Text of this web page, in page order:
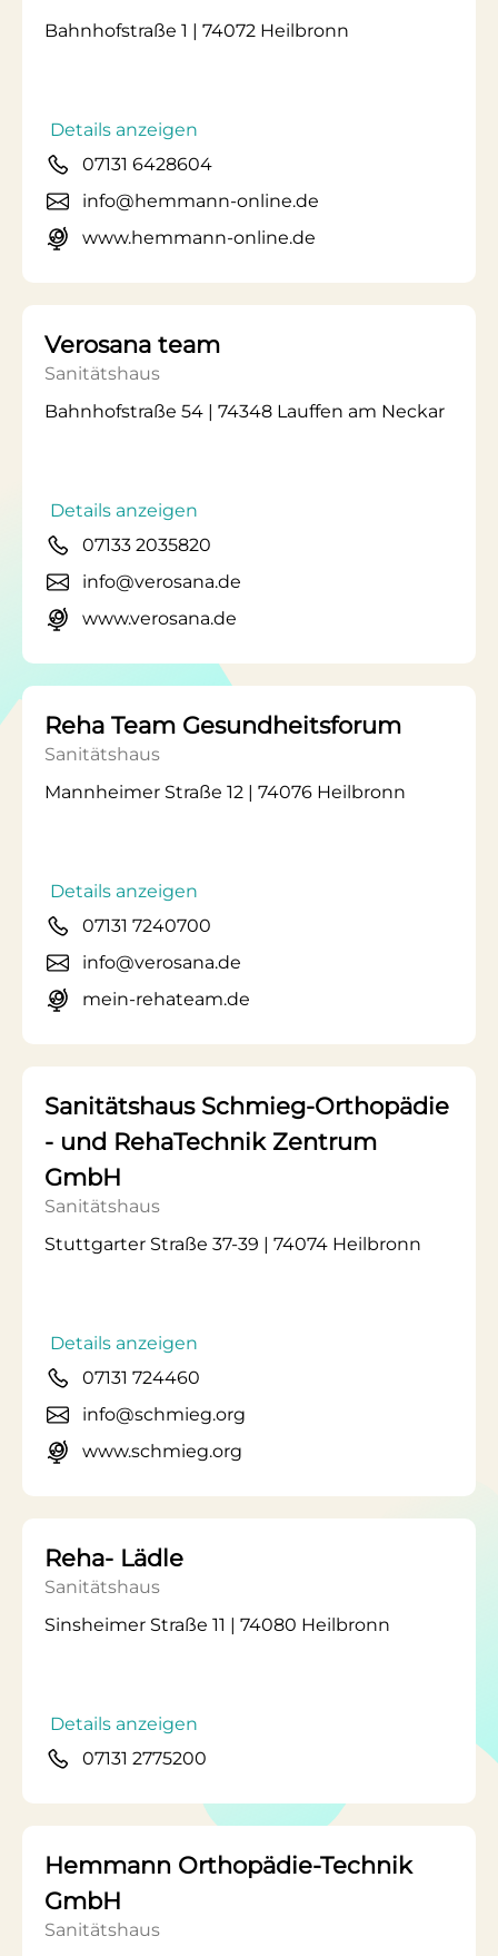
Bahnhofstraße 1 | 74072 Heilbronn
Details anzeigen
07131 6428604
info@hemmann-online.de
www.hemmann-online.de
Verosana team
Sanitätshaus
Bahnhofstraße 54 | 74348 Lauffen am Neckar
Details anzeigen
07133 2035820
info@verosana.de
www.verosana.de
Reha Team Gesundheitsforum
Sanitätshaus
Mannheimer Straße 12 | 74076 Heilbronn
Details anzeigen
07131 7240700
info@verosana.de
mein-rehateam.de
Sanitätshaus Schmieg-Orthopädie
- und RehaTechnik Zentrum
GmbH
Sanitätshaus
Stuttgarter Straße 37-39 | 74074 Heilbronn
Details anzeigen
07131 724460
info@schmieg.org
www.schmieg.org
Reha- Lädle
Sanitätshaus
Sinsheimer Straße 11 | 74080 Heilbronn
Details anzeigen
07131 2775200
Hemmann Orthopädie-Technik
GmbH
Sanitätshaus